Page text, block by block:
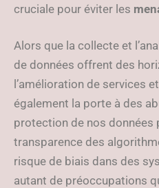
cruciale pour éviter les
Alors que la collecte et
de données offrent des
l’amélioration de services
également la porte à des
protection de nos données
transparence des
risque de biais dans des
autant de préoccupations